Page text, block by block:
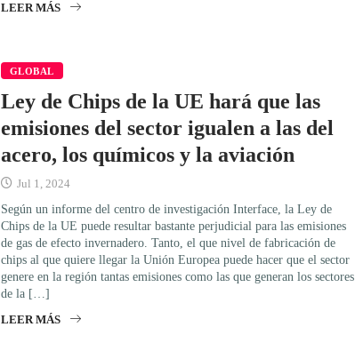
LEER MÁS
GLOBAL
Ley de Chips de la UE hará que las
emisiones del sector igualen a las del
acero, los químicos y la aviación
Jul 1, 2024
Según un informe del centro de investigación Interface, la Ley de
Chips de la UE puede resultar bastante perjudicial para las emisiones
de gas de efecto invernadero. Tanto, el que nivel de fabricación de
chips al que quiere llegar la Unión Europea puede hacer que el sector
genere en la región tantas emisiones como las que generan los sectores
de la […]
LEER MÁS